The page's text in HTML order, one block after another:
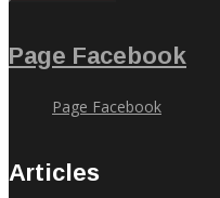
Page Facebook
Page Facebook
Articles